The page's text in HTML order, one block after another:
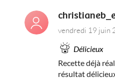
vendredi 19 juin
Délicieux
Recette déjà
résultat